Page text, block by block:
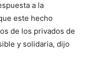
a la
este hecho
de los privados de
y solidaria, dijo